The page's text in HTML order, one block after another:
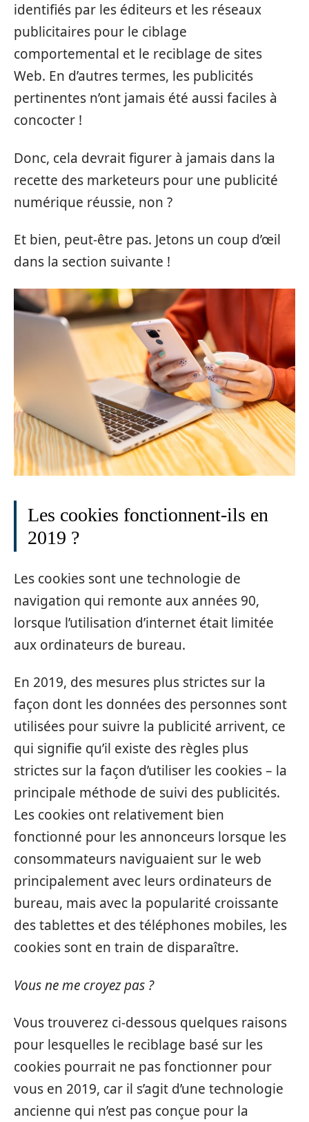
identifiés par les éditeurs et les réseaux
publicitaires pour le ciblage
comportemental et le reciblage de sites
Web. En d’autres termes, les publicités
pertinentes n’ont jamais été aussi faciles à
concocter !
Donc, cela devrait figurer à jamais dans la
recette des marketeurs pour une publicité
numérique réussie, non ?
Et bien, peut-être pas. Jetons un coup d’œil
dans la section suivante !
Les cookies fonctionnent-ils en
2019 ?
Les cookies sont une technologie de
navigation qui remonte aux années 90,
lorsque l’utilisation d’internet était limitée
aux ordinateurs de bureau.
En 2019, des mesures plus strictes sur la
façon dont les données des personnes sont
utilisées pour suivre la publicité arrivent, ce
qui signifie qu’il existe des règles plus
strictes sur la façon d’utiliser les cookies – la
principale méthode de suivi des publicités.
Les cookies ont relativement bien
fonctionné pour les annonceurs lorsque les
consommateurs naviguaient sur le web
principalement avec leurs ordinateurs de
bureau, mais avec la popularité croissante
des tablettes et des téléphones mobiles, les
cookies sont en train de disparaître.
Vous ne me croyez pas ?
Vous trouverez ci-dessous quelques raisons
pour lesquelles le reciblage basé sur les
cookies pourrait ne pas fonctionner pour
vous en 2019, car il s’agit d’une technologie
ancienne qui n’est pas conçue pour la